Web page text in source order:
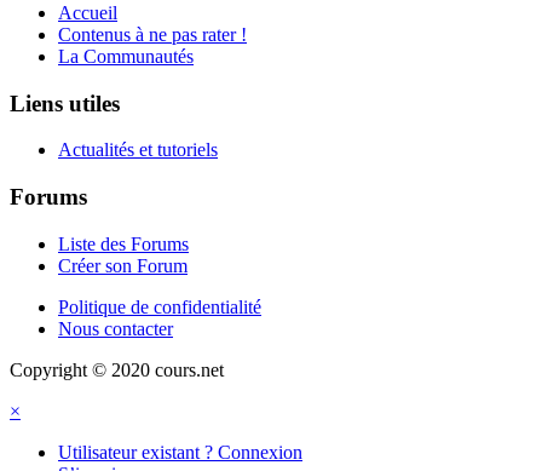
Accueil
Contenus à ne pas rater !
La Communautés
Liens utiles
Actualités et tutoriels
Forums
Liste des Forums
Créer son Forum
Politique de confidentialité
Nous contacter
Copyright © 2020 cours.net
×
Utilisateur existant ? Connexion